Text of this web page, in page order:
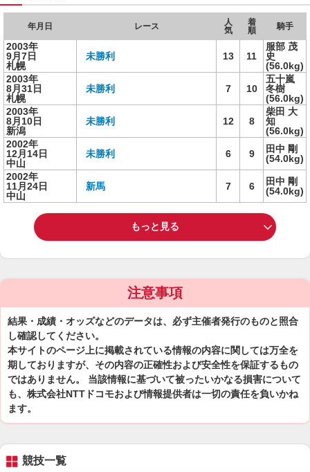
年月日 レース
人
気
着
順
騎手
2003年
9月7日
札幌
未勝利 13 11
服部 茂
史
(56.0kg)
2003年
8月31日
札幌
未勝利 7 10
五十嵐
冬樹
(56.0kg)
2003年
8月10日
新潟
未勝利 12 8
柴田 大
知
(56.0kg)
2002年
12月14日
中山
未勝利 6 9
田中 剛
(54.0kg)
2002年
11月24日
中山
新馬 7 6
田中 剛
(54.0kg)
もっと見る
注意事項
結果・成績・オッズなどのデータは、必ず主催者発行のものと照合
し確認してください。
本サイトのページ上に掲載されている情報の内容に関しては万全を
期しておりますが、その内容の正確性および安全性を保証するもの
ではありません。 当該情報に基づいて被ったいかなる損害について
も、株式会社NTTドコモおよび情報提供者は一切の責任を負いかね
ます。
競技一覧